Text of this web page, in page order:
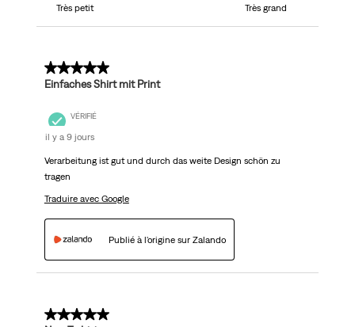
Très petit
Très grand
5 sur 5 étoiles.
Einfaches Shirt mit Print
VÉRIFIÉ
il y a 9 jours
Verarbeitung ist gut und durch das weite Design schön zu
tragen
Traduire avec Google
Publié à l'origine sur Zalando
5 sur 5 étoiles.